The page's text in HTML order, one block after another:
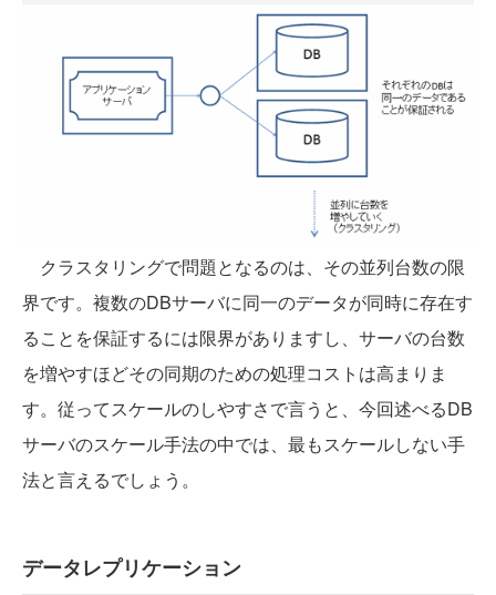
クラスタリングで問題となるのは、その並列台数の限
界です。複数のDBサーバに同一のデータが同時に存在す
ることを保証するには限界がありますし、サーバの台数
を増やすほどその同期のための処理コストは高まりま
す。従ってスケールのしやすさで言うと、今回述べるDB
サーバのスケール手法の中では、最もスケールしない手
法と言えるでしょう。
データレプリケーション